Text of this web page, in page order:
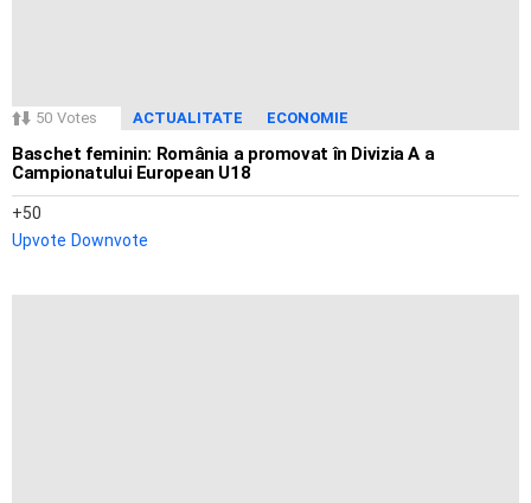
50 Votes ACTUALITATE ECONOMIE
Baschet feminin: România a promovat în Divizia A a
Campionatului European U18
50
Upvote Downvote